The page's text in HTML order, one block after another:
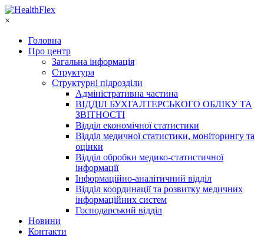
×
Головна
Про центр
Загальна інформація
Структура
Структурні підрозділи
Адміністративна частина
ВІДДІЛ БУХГАЛТЕРСЬКОГО ОБЛІКУ ТА
ЗВІТНОСТІ
Відділ економічної статистики
Відділ медичної статистики, моніторингу та
оцінки
Відділ обробки медико-статистичної
інформації
Інформаційно-аналітичний відділ
Відділ координації та розвитку медичних
інформаційних систем
Господарський відділ
Новини
Контакти